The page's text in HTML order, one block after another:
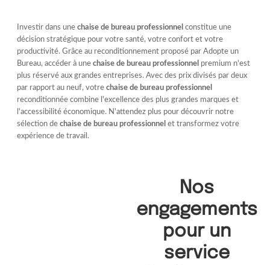
Investir dans unechaise de bureau professionnel constitue une
décision stratégique pour votre santé, votre confort et votre
productivité. Grâce au reconditionnement proposé par Adopte un
Bureau, accéder à unechaise de bureau professionnel premium n'est
plus réservé aux grandes entreprises. Avec des prix divisés par deux
par rapport au neuf, votrechaise de bureau professionnel
reconditionnée combine l'excellence des plus grandes marques et
l'accessibilité économique. N'attendez plus pour découvrir notre
sélection dechaise de bureau professionnel et transformez votre
expérience de travail.
Nos
engagements
pour un
service